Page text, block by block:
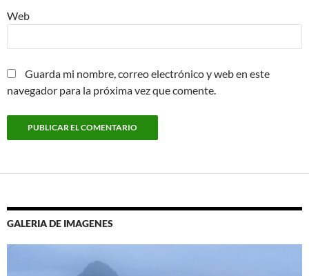
Web
Guarda mi nombre, correo electrónico y web en este
navegador para la próxima vez que comente.
GALERIA DE IMAGENES